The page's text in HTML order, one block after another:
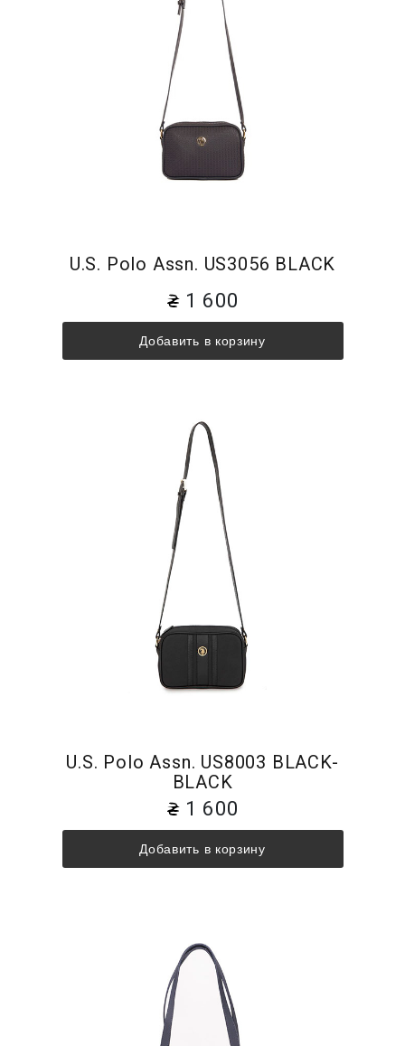
U.S. Polo Assn. US3056 BLACK
1 600
Добавить в корзину
U.S. Polo Assn. US8003 BLACK-
BLACK
1 600
Добавить в корзину